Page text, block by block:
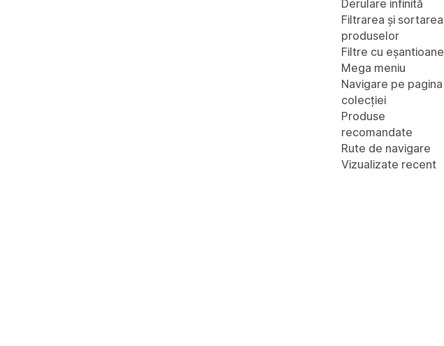
Derulare infinită
Filtrarea și sortarea
produselor
Filtre cu eșantioane
Mega meniu
Navigare pe pagina
colecției
Produse
recomandate
Rute de navigare
Vizualizate recent